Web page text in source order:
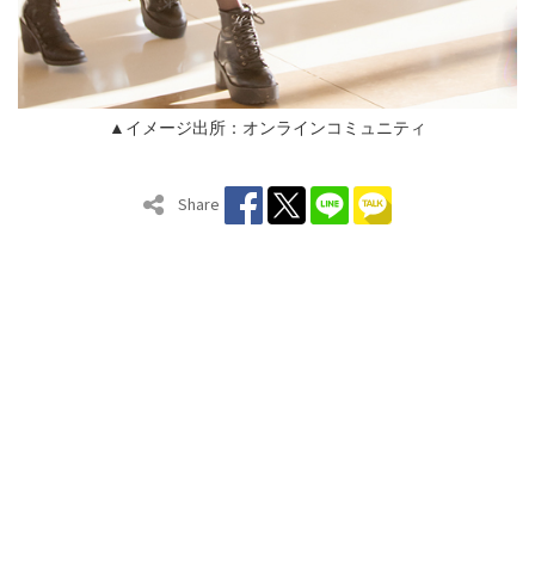
▲イメージ出所：オンラインコミュニティ
Share